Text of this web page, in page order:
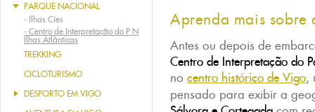
PARQUE NACIONAL
- Ilhas Cíes
- Centro de Interpretação do P N
Ilhas Atlânticas
TREKKING
CICLOTURISMO
DESPORTO EM VIGO
Aprenda mais sobre
Antes ou depois de
Centro de Interpretação do
no centro histórico de Vigo,
pensado para exibir a